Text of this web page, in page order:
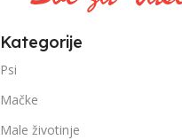
Kategorije
Psi
Mačke
Male životinje